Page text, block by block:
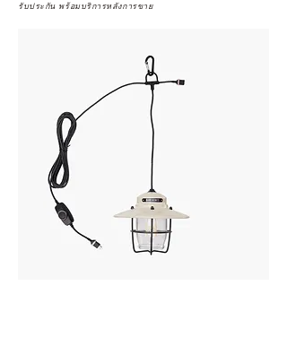
รับประกัน พร้อมบริการหลังการขาย